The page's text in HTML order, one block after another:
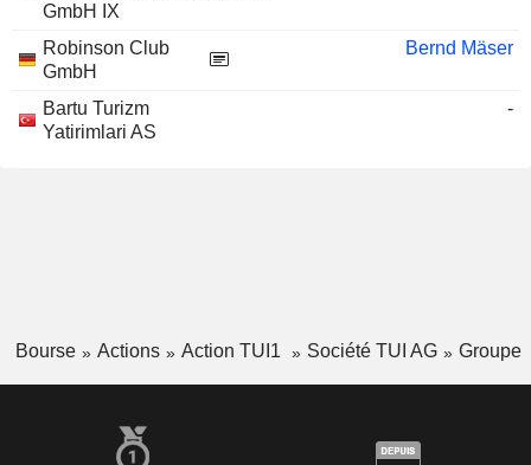
GmbH IX
Robinson Club
GmbH
Bernd Mäser
Bartu Turizm
Yatirimlari AS
-
Bourse Actions Action TUI1 Société TUI AG Groupe